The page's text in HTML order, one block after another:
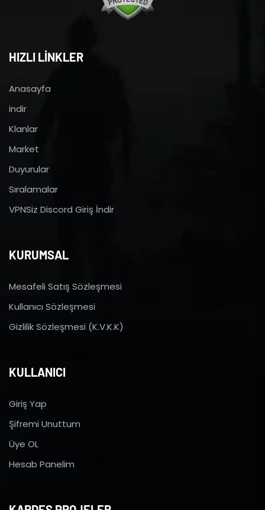
HIZLI LİNKLER
Anasayfa
indir
Klanlar
Market
Duyurular
Sıralamalar
VPNSiz Discord Giriş İndir
KURUMSAL
Mesafeli Satış Sözleşmesi
Kullanıcı Sözleşmesi
Gizlilik Sözleşmesi (K.V.K.K)
KULLANICI
Giriş Yap
Şifremi Unuttum
Üye OL
Hesab Panelim